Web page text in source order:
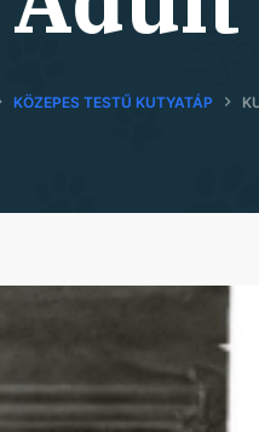
KÖZEPES TESTŰ KUTYATÁP